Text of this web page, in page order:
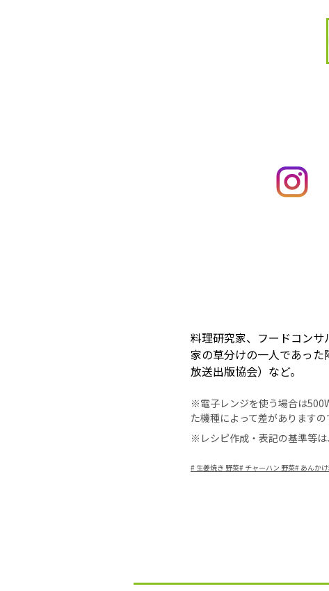
料理研究家、フードコン
家の草分けの一人であっ
放送出版協会）など。
※電子レンジを使う場合は
た機種によって差があります
※レシピ作成・表記の基準等は
# 生姜焼き 野菜# チャーハン 野菜# あんか